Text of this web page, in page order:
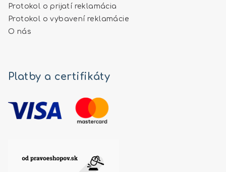
Protokol o prijatí reklamácia
Protokol o vybavení reklamácie
O nás
Platby a certifikáty